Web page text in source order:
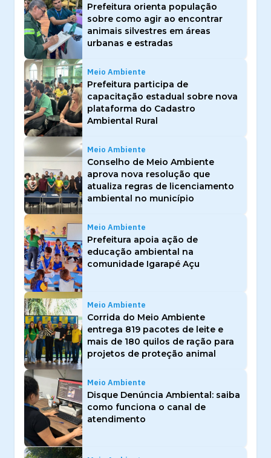
Prefeitura orienta população
sobre como agir ao encontrar
animais silvestres em áreas
urbanas e estradas
Meio Ambiente
Prefeitura participa de
capacitação estadual sobre nova
plataforma do Cadastro
Ambiental Rural
Meio Ambiente
Conselho de Meio Ambiente
aprova nova resolução que
atualiza regras de licenciamento
ambiental no município
Meio Ambiente
Prefeitura apoia ação de
educação ambiental na
comunidade Igarapé Açu
Meio Ambiente
Corrida do Meio Ambiente
entrega 819 pacotes de leite e
mais de 180 quilos de ração para
projetos de proteção animal
Meio Ambiente
Disque Denúncia Ambiental: saiba
como funciona o canal de
atendimento